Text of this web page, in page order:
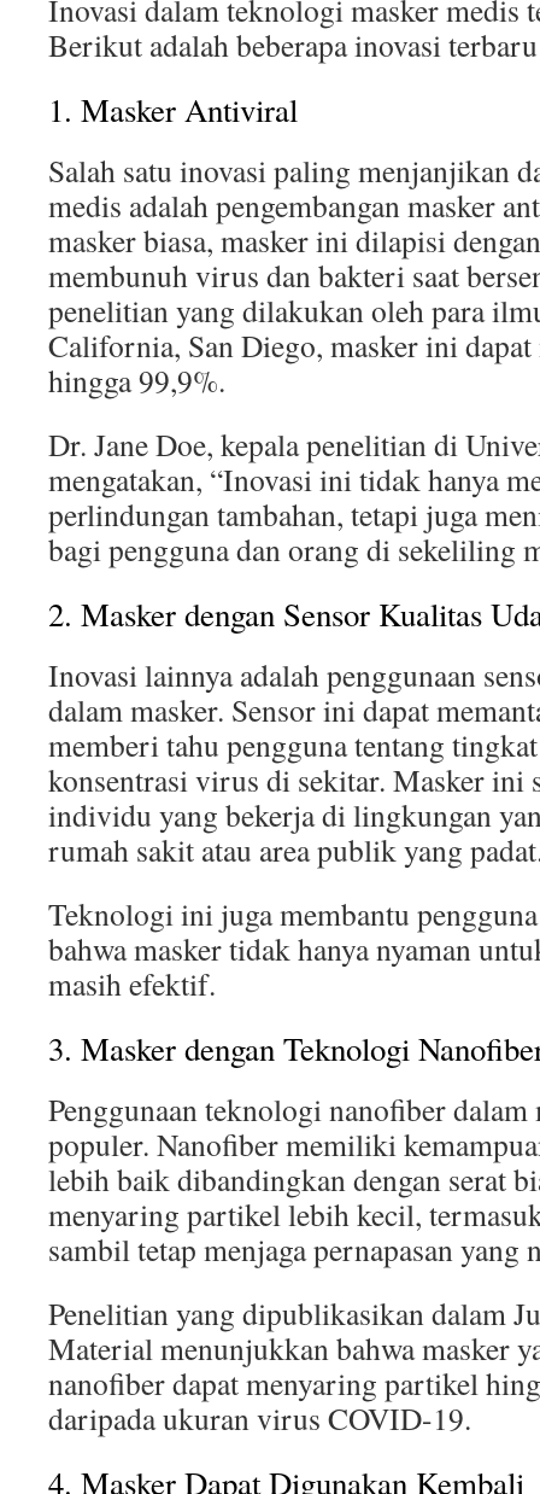
Inovasi dalam teknologi masker medis
Berikut adalah beberapa inovasi
1. Masker Antiviral
Salah satu inovasi paling menjanjikan
medis adalah pengembangan masker
masker biasa, masker ini dilapisi
membunuh virus dan bakteri saat
penelitian yang dilakukan oleh para
California, San Diego, masker ini
hingga 99,9%.
Dr. Jane Doe, kepala penelitian di
mengatakan, “Inovasi ini tidak hanya
perlindungan tambahan, tetapi juga
bagi pengguna dan orang di sekeliling
2. Masker dengan Sensor Kualitas
Inovasi lainnya adalah penggunaan
dalam masker. Sensor ini dapat
memberi tahu pengguna tentang
konsentrasi virus di sekitar. Masker ini
individu yang bekerja di lingkungan
rumah sakit atau area publik yang
Teknologi ini juga membantu
bahwa masker tidak hanya nyaman
masih efektif.
3. Masker dengan Teknologi
Penggunaan teknologi nanofiber dalam
populer. Nanofiber memiliki
lebih baik dibandingkan dengan serat
menyaring partikel lebih kecil,
sambil tetap menjaga pernapasan yang
Penelitian yang dipublikasikan dalam
Material menunjukkan bahwa masker
nanofiber dapat menyaring partikel
daripada ukuran virus COVID-19.
4. Masker Dapat Digunakan Kembali